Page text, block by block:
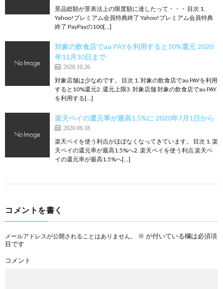
景品総額が景表法上の限度額に達したって・・・ 目次 1.
Yahoo!プレミアム会員特典終了 Yahoo!プレミアム会員特典
終了 PayPayの100[…]
対象の飲食店でau PAYを利用すると10%還元 2020
年11月30日まで
2020.10.26
対象店舗は少なめです。 目次 1. 対象の飲食店でau PAYを利用
すると10%還元2. 還元上限3. 対象店舗 対象の飲食店でau PAY
を利用する[…]
楽天ペイの還元率が最高1.5%に 2020年7月1日から
2020.06.18
楽天ペイを使う利点がほぼなくなってきています。 目次 1. 楽
天ペイの還元率が最高1.5%へ2. 楽天ペイを使う利点 楽天ペ
イの還元率が最高1.5%へ[…]
コメントを書く
メールアドレスが公開されることはありません。 ※ が付いている欄は必須項
目です
コメント